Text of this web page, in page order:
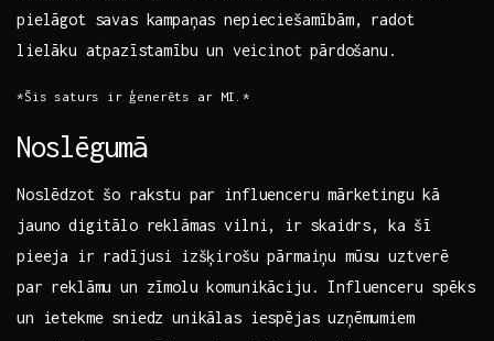
pielāgot savas kampaņas nepieciešamībām,⁤ radot
lielāku⁤ atpazīstamību un ⁤veicinot ‌pārdošanu.
*Šis saturs ⁢ir ģenerēts ar MI.*
Noslēgumā
Noslēdzot šo‌ rakstu par influenceru ⁤mārketingu‍ kā
jauno digitālo reklāmas vilni, ⁢ir⁢ skaidrs, ka​ šī
pieeja ir radījusi izšķirošu pārmaiņu mūsu‍ uztverē
par reklāmu un zīmolu komunikāciju. Influenceru spēks
un ietekme sniedz unikālas iespējas uzņēmumiem